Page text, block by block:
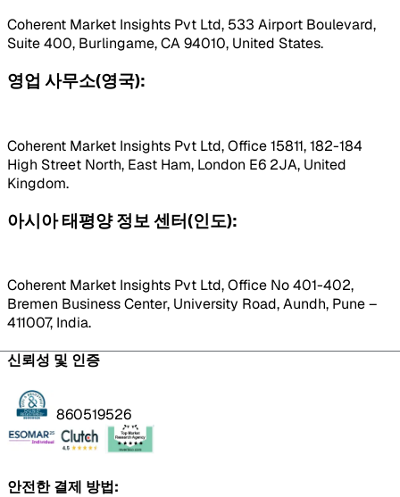
Coherent Market Insights Pvt Ltd, 533 Airport Boulevard,
Suite 400, Burlingame, CA 94010, United States.
영업 사무소(영국):
Coherent Market Insights Pvt Ltd, Office 15811, 182-184
High Street North, East Ham, London E6 2JA, United
Kingdom.
아시아 태평양 정보 센터(인도):
Coherent Market Insights Pvt Ltd, Office No 401-402,
Bremen Business Center, University Road, Aundh, Pune –
411007, India.
신뢰성 및 인증
860519526
안전한 결제 방법: